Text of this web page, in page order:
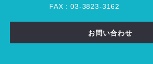
FAX : 03-3823-3162
お問い合わせ